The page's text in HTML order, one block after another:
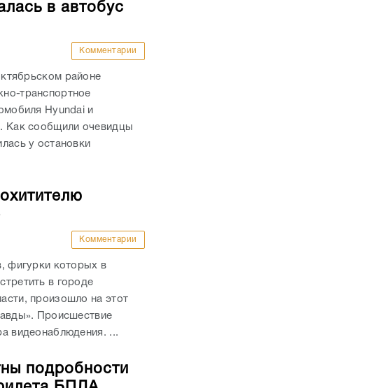
в автобус
Комментарии
районе
транспортное
Hyundai и
Как сообщили очевидцы
у остановки
Комментарии
фигурки которых в
в городе
произошло на этот
Происшествие
видеонаблюдения. ...
подробности